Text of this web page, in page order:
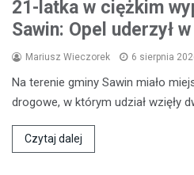
21-latka w ciężkim
Sawin: Opel uderzył
Mariusz Wieczorek 6 sierpnia
Na terenie gminy Sawin miało
drogowe, w którym udział wzięły
Czytaj dalej